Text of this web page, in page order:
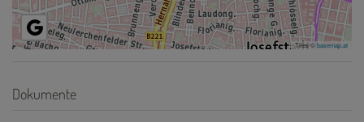
Tiles ©basemap.at
Dokumente